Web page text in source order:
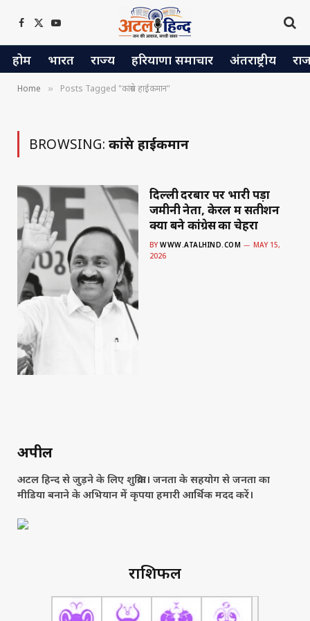
Facebook
X
(Twitter)
YouTube
होम भारत राज्य हरियाणा समाचार अंतराष्ट्रीय
Home » Posts Tagged "कांग्रेस हाईकमान"
BROWSING: कांग्रेस हाईकमान
दिल्ली दरबार पर भारी पड़ा
जमीनी नेता, केरल में सतीशन
क्यों बने कांग्रेस का चेहरा
BY WWW.ATALHIND.COM
MAY 15,
2026
अपील
अटल हिन्द से जुड़ने के लिए शुक्रिया। जनता के सहयोग से जनता का
मीडिया बनाने के अभियान में कृपया हमारी आर्थिक मदद करें।
राशिफल